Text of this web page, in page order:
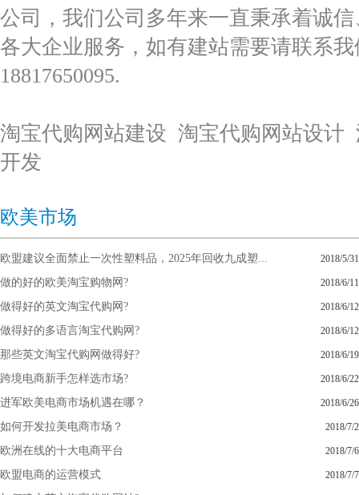
公司，我们公司多年来一直秉承着诚
各大企业服务，如有建站需要请联系
18817650095.
淘宝代购网站建设 淘宝代购网站设计
开发
欧美市场
欧盟建议全面禁止一次性塑料品，2025年回收九成塑... 2018/5/31
做的好的欧美淘宝购物网? 2018/6/11
做得好的英文淘宝代购网? 2018/6/12
做得好的多语言淘宝代购网? 2018/6/12
那些英文淘宝代购网做得好? 2018/6/19
跨境电商新手怎样选市场? 2018/6/22
进军欧美电商市场机遇在哪？ 2018/6/26
如何开发拉美电商市场？ 2018/7/2
欧洲在线的十大电商平台 2018/7/6
欧盟电商的运营模式 2018/7/7